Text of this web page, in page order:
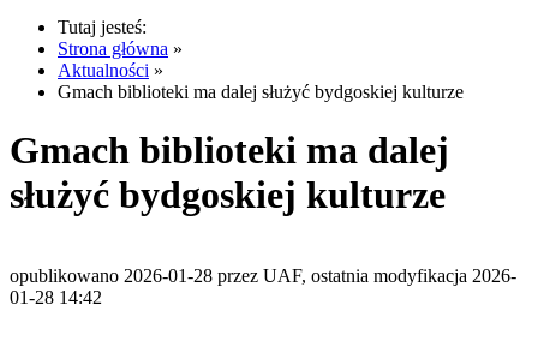
Tutaj jesteś:
Strona główna »
Aktualności »
Gmach biblioteki ma dalej służyć bydgoskiej kulturze
Gmach biblioteki ma dalej
służyć bydgoskiej kulturze
opublikowano 2026-01-28 przez UAF, ostatnia modyfikacja 2026-
01-28 14:42